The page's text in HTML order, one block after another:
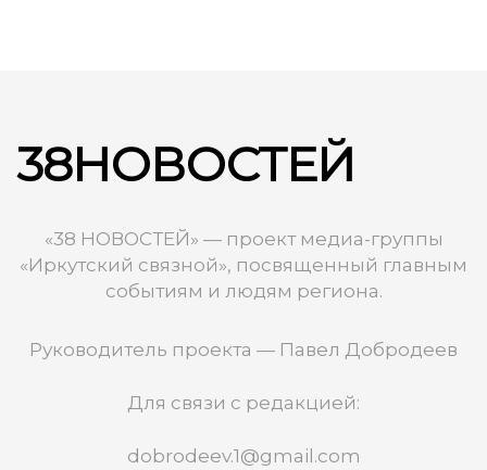
38НОВОСТЕЙ
«38 НОВОСТЕЙ» — проект медиа-группы
«Иркутский связной», посвященный главным
событиям и людям региона.
Руководитель проекта — Павел Добродеев
Для связи с редакцией:
dobrodeev.1@gmail.com